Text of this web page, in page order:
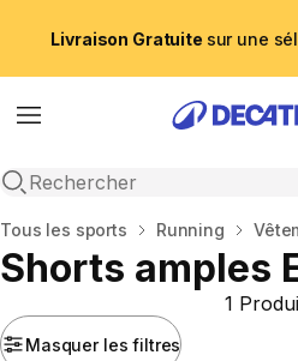
Livraison Gratuite sur une
Menu
Recherche ouverte
Accueil
Tous les sports Running
Shorts amples
Masquer les filtres
1